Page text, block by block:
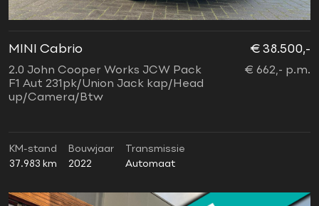
MINI Cabrio
2.0 John Cooper Works JCW Pack
F1 Aut 231pk/Union Jack kap/Head
up/Camera/Btw
€ 38.500,-
€ 662,- p.m.
KM-stand
37.983 km
Bouwjaar
2022
Transmissie
Automaat